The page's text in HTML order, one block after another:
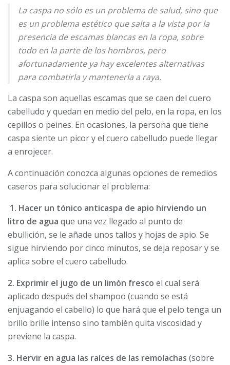
La caspa no sólo es un problema de salud, sino que
es un problema estético que salta a la vista por la
presencia de escamas blancas en la ropa, sobre
todo en la parte de los hombros, pero
afortunadamente ya hay excelentes alternativas
para combatirla y mantenerla a raya.
La caspa son aquellas escamas que se caen del cuero
cabelludo y quedan en medio del pelo, en la ropa, en los
cepillos o peines. En ocasiones, la persona que tiene
caspa siente un picor y el cuero cabelludo puede llegar
a enrojecer.
A continuación conozca algunas opciones de remedios
caseros para solucionar el problema:
1. Hacer un tónico anticaspa de apio hirviendo un
litro de agua que una vez llegado al punto de
ebullición, se le añade unos tallos y hojas de apio. Se
sigue hirviendo por cinco minutos, se deja reposar y se
aplica sobre el cuero cabelludo.
2. Exprimir el jugo de un limón fresco el cual será
aplicado después del shampoo (cuando se está
enjuagando el cabello) lo que hará que el pelo tenga un
brillo brille intenso sino también quita viscosidad y
previene la caspa.
3. Hervir en agua las raíces de las remolachas (sobre